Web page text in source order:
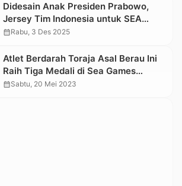
Didesain Anak Presiden Prabowo,
Jersey Tim Indonesia untuk SEA
Games 2025 Bermotif Toraja
calendar_monthRabu, 3 Des 2025
Atlet Berdarah Toraja Asal Berau Ini
Raih Tiga Medali di Sea Games
Kamboja 2023
calendar_monthSabtu, 20 Mei 2023